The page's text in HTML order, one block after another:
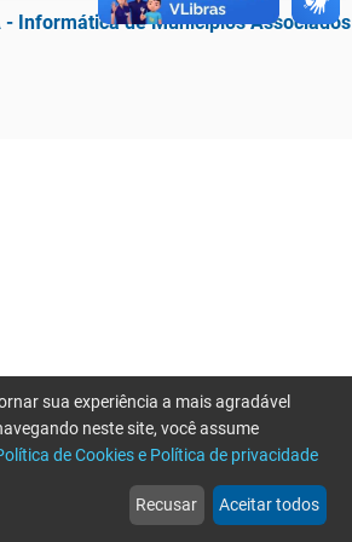
- Informática de Municípios Associados
web
Notícias
more_horiz
Mais
sua experiência a mais agradável
neste site, você assume
de Cookies e Política de privacidade
Recusar Aceitar todos
por favor tente novamente